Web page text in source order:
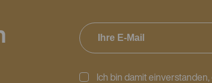
Ich bin damit